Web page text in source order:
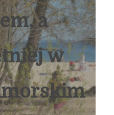
a
w